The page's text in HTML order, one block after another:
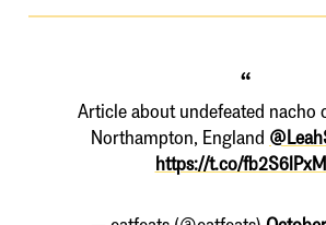
Article about undefeated nacho
Northampton, England
https://t.co/